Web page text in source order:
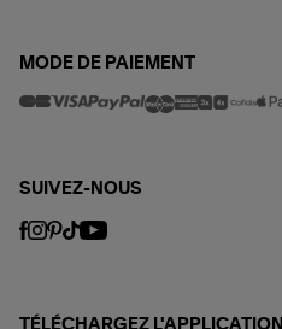
MODE DE PAIEMENT
SUIVEZ-NOUS
TÉLÉCHARGEZ L'APPLICATION